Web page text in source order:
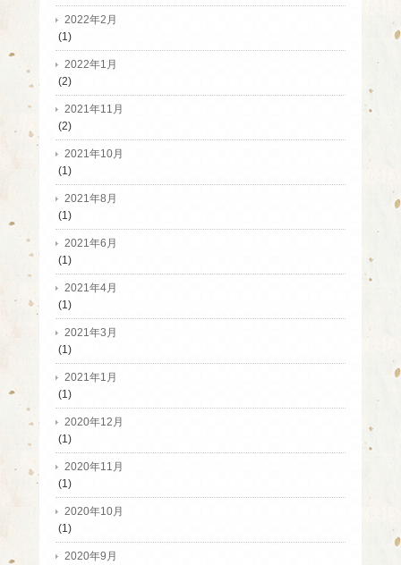
2022年2月
(1)
2022年1月
(2)
2021年11月
(2)
2021年10月
(1)
2021年8月
(1)
2021年6月
(1)
2021年4月
(1)
2021年3月
(1)
2021年1月
(1)
2020年12月
(1)
2020年11月
(1)
2020年10月
(1)
2020年9月